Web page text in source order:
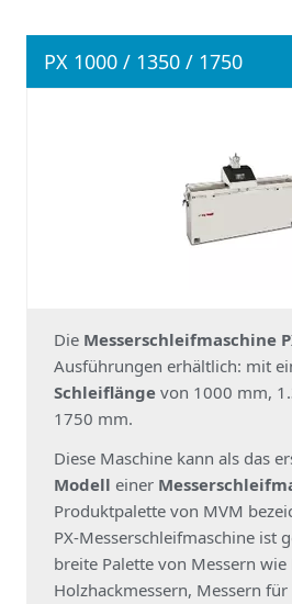
PX 1000 / 1350 / 1750
Die Messerschleifmaschine
Ausführungen erhältlich: mit
Schleiflänge von 1000 mm,
1750 mm.
Diese Maschine kann als das
Modell einer
Produktpalette von MVM
PX-Messerschleifmaschine ist
breite Palette von Messern wie
Holzhackmessern, Messern für